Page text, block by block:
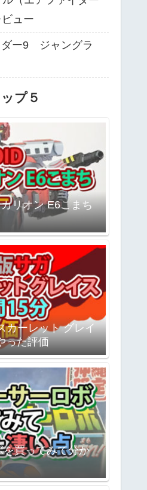
ュー
ダー9 ジャングラ
プ５
リオン E6こまち
カーレット グレイ
った評価
買ってみて分か